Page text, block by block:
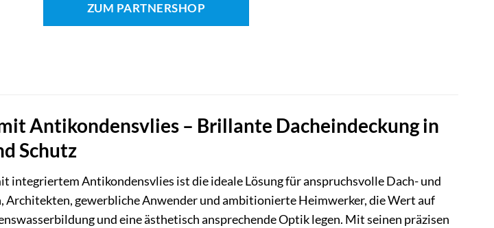
ZUM PARTNERSHOP
Antikondensvlies – Brillante Dacheindeckung in
Schutz
integriertem Antikondensvlies ist die ideale Lösung für anspruchsvolle Dach- und
Architekten, gewerbliche Anwender und ambitionierte Heimwerker, die Wert auf
und eine ästhetisch ansprechende Optik legen. Mit seinen präzisen